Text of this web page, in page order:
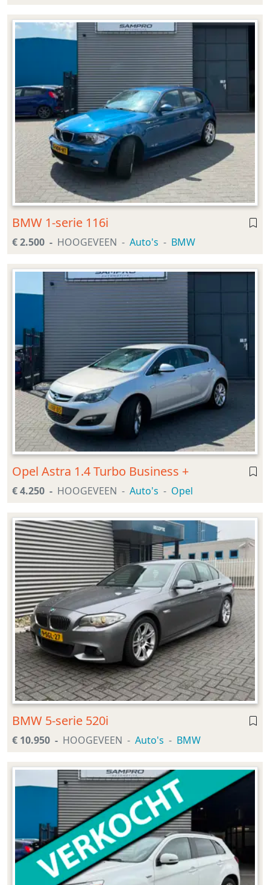
BMW 1-serie 116i
€ 2.500 HOOGEVEEN Auto's BMW
Opel Astra 1.4 Turbo Business +
€ 4.250 HOOGEVEEN Auto's Opel
BMW 5-serie 520i
€ 10.950 HOOGEVEEN Auto's BMW